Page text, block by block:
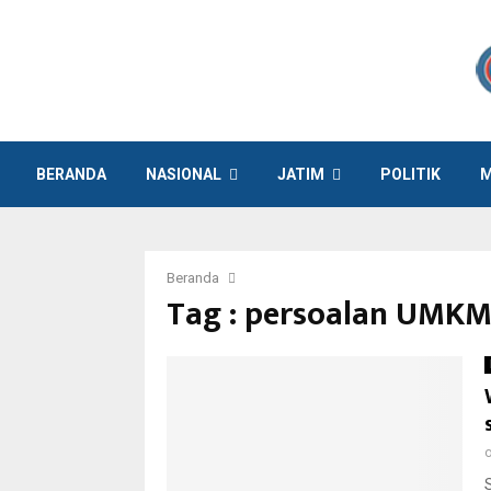
BERANDA NASIONAL JATIM POLITIK
Beranda
Tag : persoalan UMKM